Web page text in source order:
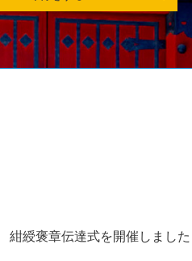
紺綬褒章伝達式を開催しました